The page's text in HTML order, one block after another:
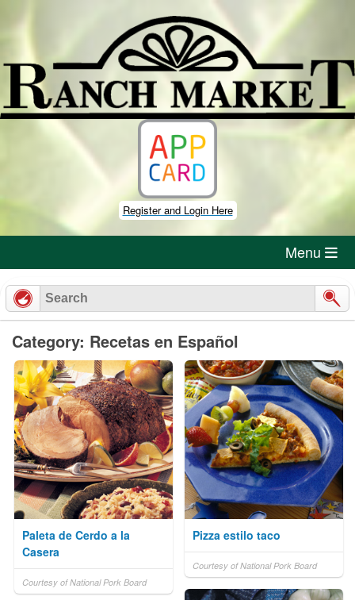
Register and Login Here
Menu
Category: Recetas en Español
Paleta de Cerdo a la
Casera
Courtesy of National Pork Board
Pizza estilo taco
Courtesy of National Pork Board